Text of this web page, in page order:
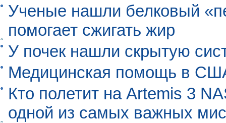
Ученые нашли белковый
помогает сжигать жир
У почек нашли скрытую
Медицинская помощь в
Кто полетит на Artemis 3
одной из самых важных